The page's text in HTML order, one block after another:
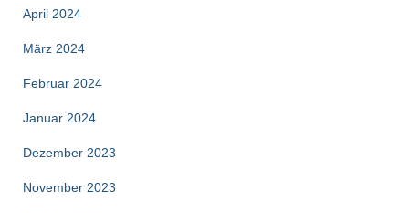
April 2024
März 2024
Februar 2024
Januar 2024
Dezember 2023
November 2023